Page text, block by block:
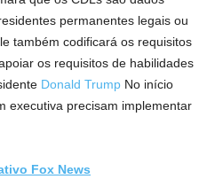
permanentes legais ou
também codificará os requisitos
os requisitos de habilidades
Donald Trump No início
executiva precisam implementar
Fox News